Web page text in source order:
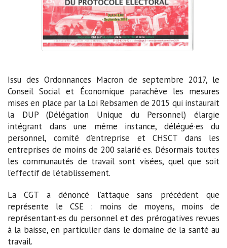
Issu des Ordonnances Macron de septembre 2017, le
Conseil Social et Économique parachève les mesures
mises en place par la Loi Rebsamen de 2015 qui instaurait
la DUP (Délégation Unique du Personnel) élargie
intégrant dans une même instance, délégué·es du
personnel, comité d’entreprise et CHSCT dans les
entreprises de moins de 200 salarié·es. Désormais toutes
les communautés de travail sont visées, quel que soit
l’effectif de l’établissement.
La CGT a dénoncé l’attaque sans précédent que
représente le CSE : moins de moyens, moins de
représentant·es du personnel et des prérogatives revues
à la baisse, en particulier dans le domaine de la santé au
travail.